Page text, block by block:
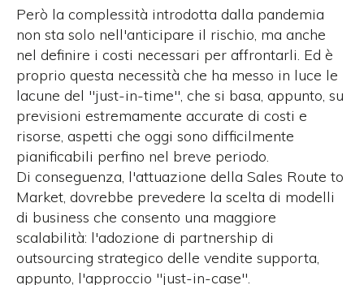
Però la complessità introdotta dalla pandemia
non sta solo nell'anticipare il rischio, ma anche
nel definire i costi necessari per affrontarli. Ed è
proprio questa necessità che ha messo in luce le
lacune del "just-in-time", che si basa, appunto, su
previsioni estremamente accurate di costi e
risorse, aspetti che oggi sono difficilmente
pianificabili perfino nel breve periodo.
Di conseguenza, l'attuazione della Sales Route to
Market, dovrebbe prevedere la scelta di modelli
di business che consento una maggiore
scalabilità: l'adozione di partnership di
outsourcing strategico delle vendite supporta,
appunto, l'approccio "just-in-case".